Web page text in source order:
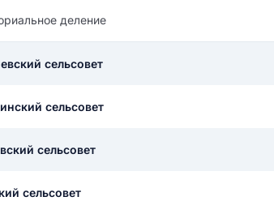
деление
сельсовет
сельсовет
сельсовет
сельсовет
Как вы
телефона